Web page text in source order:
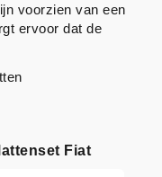
Fiat
voorzien van een
ervoor dat de